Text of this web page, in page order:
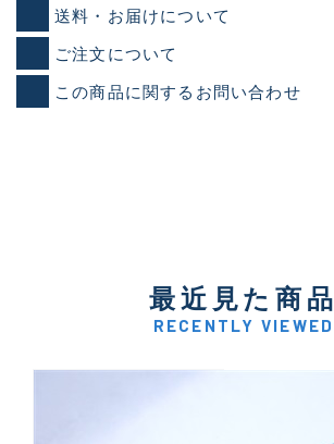
送料・お届けについて
ご注文について
この商品に関するお問い合わせ
最近見た商品
RECENTLY VIEWED